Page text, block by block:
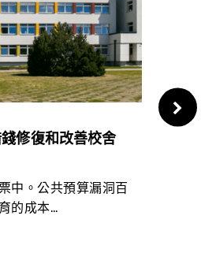
修復和改善校舍
中。公共預算漏洞百
的成本…